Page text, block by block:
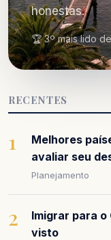
honestas.
🏆 3º mais lido
RECENTES
1
Melhores
avaliar seu
Planejamento
2
Imigrar para o
visto